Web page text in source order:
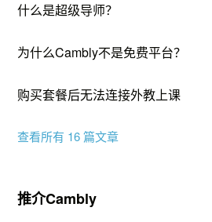
什么是超级导师？
为什么Cambly不是免费平台？
购买套餐后无法连接外教上课
查看所有 16 篇文章
推介Cambly